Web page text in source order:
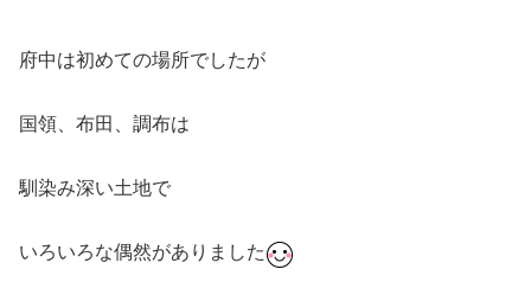
府中は初めての場所でしたが
国領、布田、調布は
馴染み深い土地で
いろいろな偶然がありました